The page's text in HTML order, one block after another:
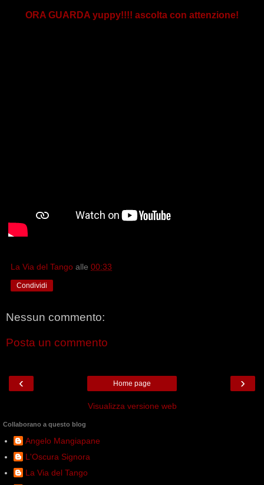
ORA GUARDA yuppy!!!! ascolta con attenzione!
La Via del Tango alle 00:33
Condividi
Nessun commento:
Posta un commento
‹ ›
Home page
Visualizza versione web
Collaborano a questo blog
Angelo Mangiapane
L'Oscura Signora
La Via del Tango